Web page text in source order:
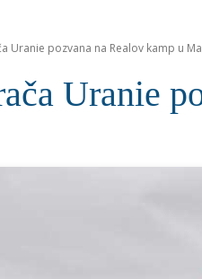
Uranie pozvana na Realov kamp u
Uranie